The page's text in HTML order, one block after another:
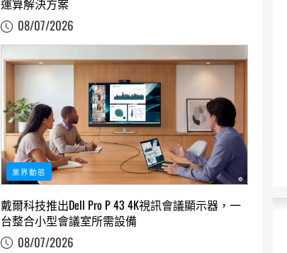
運算解決方案
08/07/2026
業界動態
戴爾科技推出Dell Pro P 43 4K視訊會議顯示器，一
台整合小型會議室所需設備
08/07/2026